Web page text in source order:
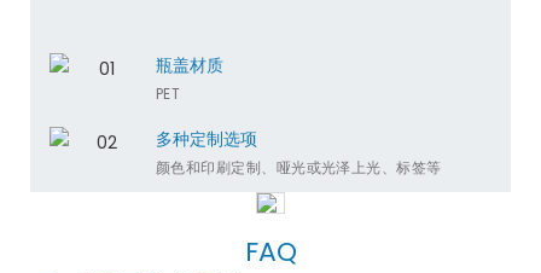
瓶盖材质
PET
多种定制选项
颜色和印刷定制、哑光或光泽上光、标签等
FAQ